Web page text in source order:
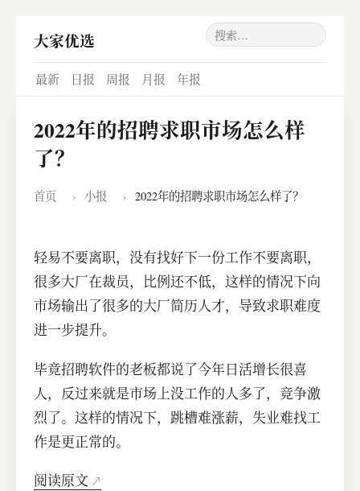
大家优选
最新 日报 周报 月报 年报
2022年的招聘求职市场怎么样
了？
首页 › 小报 › 2022年的招聘求职市场怎么样了？
轻易不要离职，没有找好下一份工作不要离职，
很多大厂在裁员，比例还不低，这样的情况下向
市场输出了很多的大厂简历人才，导致求职难度
进一步提升。
毕竟招聘软件的老板都说了今年日活增长很喜
人，反过来就是市场上没工作的人多了，竞争激
烈了。这样的情况下，跳槽难涨薪，失业难找工
作是更正常的。
阅读原文